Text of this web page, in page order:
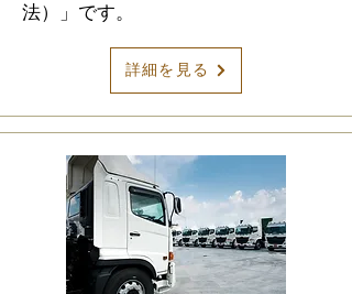
法）」です。
詳細を見る